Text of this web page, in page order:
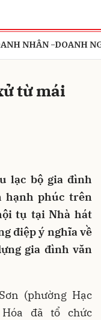
NHÂN -DOANH
từ mái
lạc bộ gia đình
hạnh phúc trên
tụ tại Nhà hát
điệp ý nghĩa về
gia đình văn
(phường Hạc
đã tổ chức
Hủy Gửi